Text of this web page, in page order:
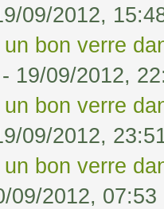
09/2012,
bon verre
- 19/09/2012,
bon verre
09/2012,
bon verre
09/2012, 07:53